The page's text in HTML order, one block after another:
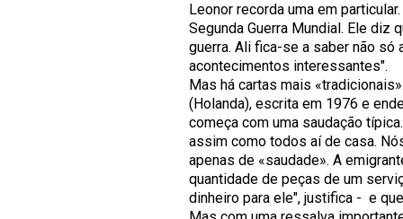
Leonor recorda uma em
Segunda Guerra Mundial. Ele diz
guerra. Ali fica-se a saber não só
acontecimentos interessantes".
Mas há cartas mais
(Holanda), escrita em 1976 e
começa com uma saudação
assim como todos aí de casa.
apenas de «saudade». A
quantidade de peças de um
dinheiro para ele", justifica - e